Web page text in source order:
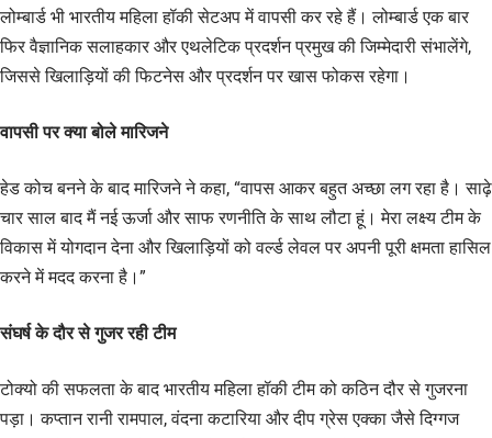
लोम्बार्ड भी भारतीय महिला हॉकी सेटअप में वापसी कर रहे हैं। लोम्बार्ड एक बार
फिर वैज्ञानिक सलाहकार और एथलेटिक प्रदर्शन प्रमुख की जिम्मेदारी संभालेंगे,
जिससे खिलाड़ियों की फिटनेस और प्रदर्शन पर खास फोकस रहेगा।
वापसी पर क्या बोले मारिजने
हेड कोच बनने के बाद मारिजने ने कहा, “वापस आकर बहुत अच्छा लग रहा है। साढ़े
चार साल बाद मैं नई ऊर्जा और साफ रणनीति के साथ लौटा हूं। मेरा लक्ष्य टीम के
विकास में योगदान देना और खिलाड़ियों को वर्ल्ड लेवल पर अपनी पूरी क्षमता हासिल
करने में मदद करना है।”
संघर्ष के दौर से गुजर रही टीम
टोक्यो की सफलता के बाद भारतीय महिला हॉकी टीम को कठिन दौर से गुजरना
पड़ा। कप्तान रानी रामपाल, वंदना कटारिया और दीप ग्रेस एक्का जैसे दिग्गज